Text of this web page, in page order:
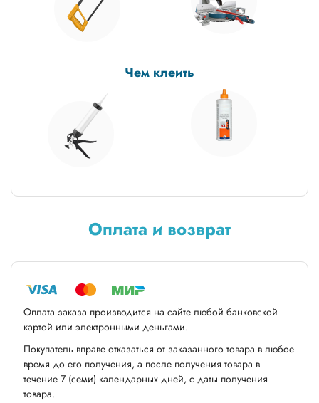
Чем клеить
Оплата и возврат
Оплата заказа производится на сайте любой банковской
картой или электронными деньгами.
Покупатель вправе отказаться от заказанного товара в любое
время до его получения, а после получения товара в
течение 7 (семи) календарных дней, с даты получения
товара.